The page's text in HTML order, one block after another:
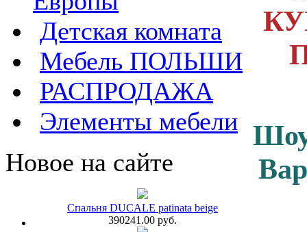
Детская комната
Мебель ПОЛЬШИ
РАСПРОДАЖА
Элементы мебели
Новое на сайте
Спальня DUCALE patinata beige
390241.00 руб.